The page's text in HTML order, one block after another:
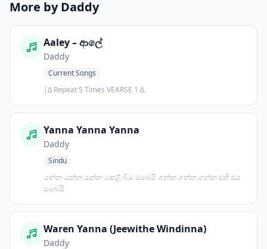
More by Daddy
Aaley – ආලේ
Daddy
Current Songs
|∆ Repeat 5 Times VEARSE 1 ∆
Yanna Yanna Yanna
Daddy
Sindu
යන්න යන්න යන්න කෙළි බිම ඔබෙයි ගන්න ගන්න ගන්න එහි ජය
ඔබෙයි
Waren Yanna (Jeewithe Windinna)
Daddy